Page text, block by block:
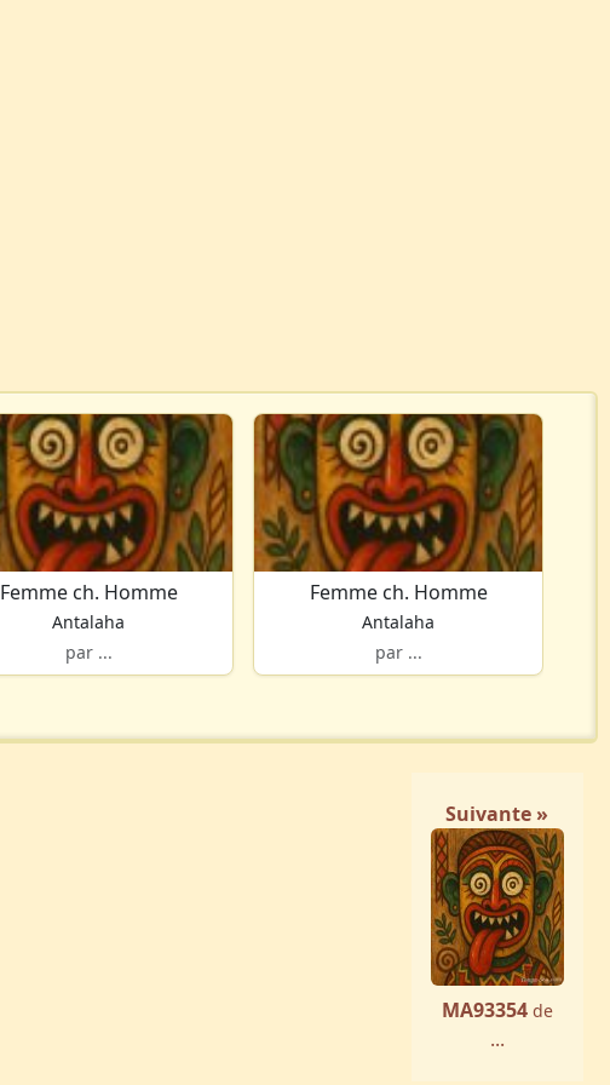
Femme ch. Homme
Antalaha
par ...
Femme ch. Homme
Antalaha
par ...
Suivante »
MA93354 de
...